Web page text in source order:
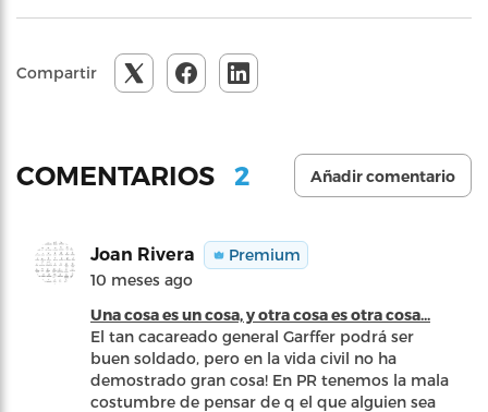
Compartir
COMENTARIOS 2 Añadir comentario
Joan Rivera
Premium
10 meses ago
Una cosa es un cosa, y otra cosa es otra cosa...
El tan cacareado general Garffer podrá ser
buen soldado, pero en la vida civil no ha
demostrado gran cosa! En PR tenemos la mala
costumbre de pensar de q el que alguien sea